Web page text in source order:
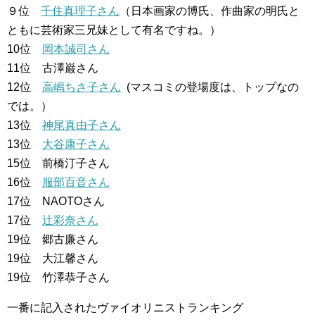
９位 千住真理子さん （日本画家の博氏、作曲家の明氏と
ともに芸術家三兄妹として有名ですね。）
10位
岡本誠司さん
11位 古澤巌さん
12位 高嶋ちさ子さん (マスコミの登場度は、トップなの
では。）
13位 神尾真由子さん
13位 大谷康子さん
15位 前橋汀子さん
16位
服部百音さん
17位 NAOTOさん
17位 辻彩奈さん
19位 郷古廉さん
19位 大江馨さん
19位 竹澤恭子さん
一番に記入されたヴァイオリニストランキング